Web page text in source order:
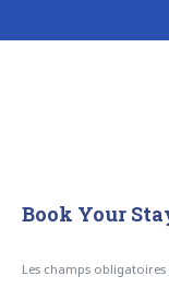
Book Your
Les champs obligatoires